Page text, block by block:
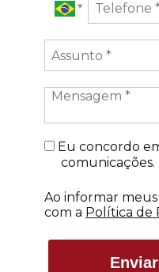
Eu concordo
comunicações.
Ao informar
com a Política de